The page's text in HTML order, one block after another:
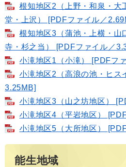
根知地区2（上野・和泉・大
堂・上沢） [PDFファイル／
根知地区3（蒲池・上横・山
寺・杉之当） [PDFファイル／
小滝地区1（小滝） [PDFフ
小滝地区2（高浪の池・ヒス
3.25MB]
小滝地区3（山之坊地区）
小滝地区4（平岩地区）
小滝地区5（大所地区）
能生地域